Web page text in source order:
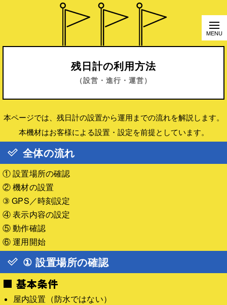
残日計の利用方法
（設営・進行・運営）
本ページでは、残日計の設置から運用までの流れを解説します。
本機材はお客様による設置・設定を前提としています。
全体の流れ
① 設置場所の確認
② 機材の設置
③ GPS／時刻設定
④ 表示内容の設定
⑤ 動作確認
⑥ 運用開始
① 設置場所の確認
■ 基本条件
屋内設置（防水ではない）